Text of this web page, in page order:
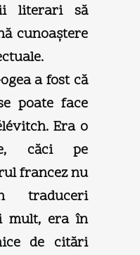
literari să
cunoaştere
a fost că
poate face
Era o
căci pe
francez nu
traduceri
mult, era în
de citări